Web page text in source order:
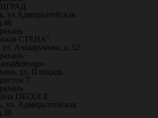
ул.Адмиралтейская
СТЕНА"
ул. Ахшарумова, д. 52
ул. Площадь
7
DECOLE
ул. Адмиралтейская